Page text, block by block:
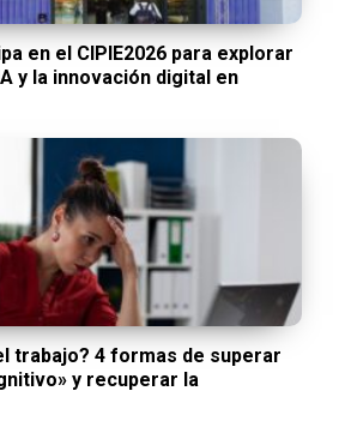
en el CIPIE2026 para explorar
y la innovación digital en
trabajo? 4 formas de superar
y recuperar la